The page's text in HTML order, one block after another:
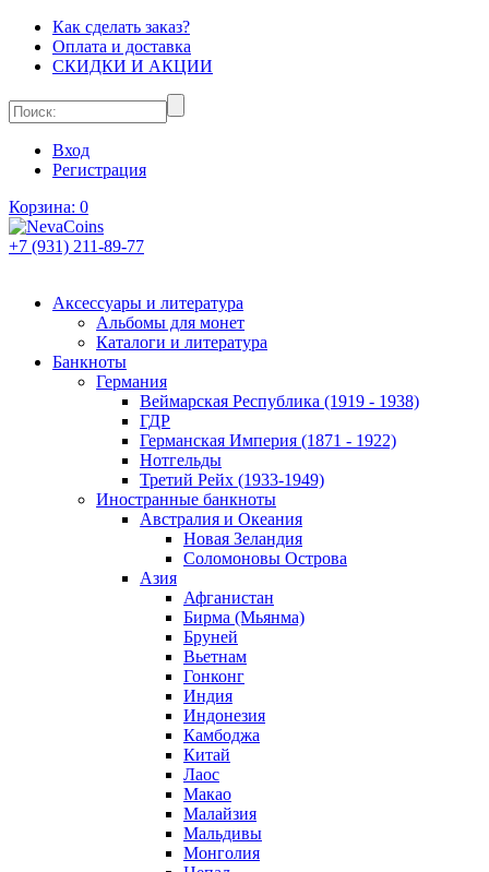
Как сделать заказ?
Оплата и доставка
СКИДКИ И АКЦИИ
Вход
Регистрация
Корзина: 0
+7 (931) 211-89-77
Аксессуары и литература
Альбомы для монет
Каталоги и литература
Банкноты
Германия
Веймарская Республика (1919 - 1938)
ГДР
Германская Империя (1871 - 1922)
Нотгельды
Третий Рейх (1933-1949)
Иностранные банкноты
Австралия и Океания
Новая Зеландия
Соломоновы Острова
Азия
Афганистан
Бирма (Мьянма)
Бруней
Вьетнам
Гонконг
Индия
Индонезия
Камбоджа
Китай
Лаос
Макао
Малайзия
Мальдивы
Монголия